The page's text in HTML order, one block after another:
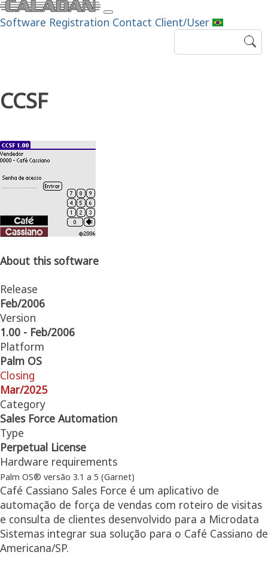
Software Registration Contact Client/User
CCSF
About this software
Release
Feb/2006
Version
1.00 - Feb/2006
Platform
Palm OS
Closing
Mar/2025
Category
Sales Force Automation
Type
Perpetual License
Hardware requirements
Palm OS® versão 3.1 a 5 (Garnet)
Café Cassiano Sales Force é um aplicativo de
automação de força de vendas com roteiro de visitas
e consulta de clientes desenvolvido para a Microdata
Sistemas integrar sua solução para o Café Cassiano de
Americana/SP.